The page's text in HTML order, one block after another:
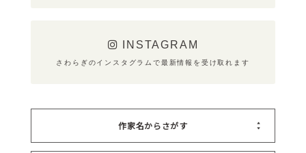
INSTAGRAM
さわらぎのインスタグラムで最新情報を受け取れます
作家名からさがす